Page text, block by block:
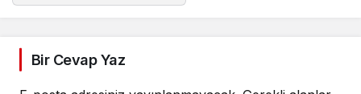
Bir Cevap Yaz